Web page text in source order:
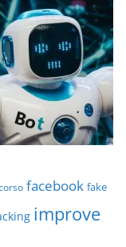
facebook fake
improve